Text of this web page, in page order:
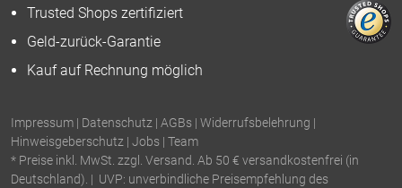
Trusted Shops zertifiziert
Geld-zurück-Garantie
Kauf auf Rechnung möglich
Impressum | Datenschutz | AGBs | Widerrufsbelehrung |
Hinweisgeberschutz | Jobs | Team
* Preise inkl. MwSt. zzgl. Versand. Ab 50 € versandkostenfrei (in
Deutschland). | UVP: unverbindliche Preisempfehlung des